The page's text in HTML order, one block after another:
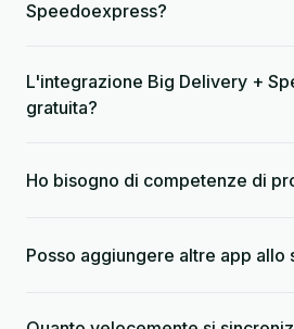
Speedoexpress?
L'integrazione Big Delivery +
gratuita?
Ho bisogno di competenze di
Posso aggiungere altre app allo